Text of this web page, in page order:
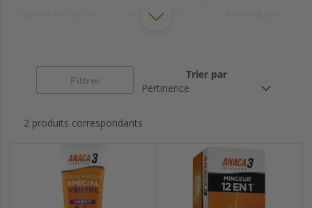
Coupe faim
Filtrer
Trier par
2 produits correspondants